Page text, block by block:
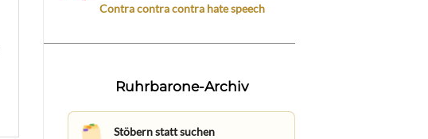
Contra contra contra hate speech
Ruhrbarone-Archiv
Stöbern statt suchen